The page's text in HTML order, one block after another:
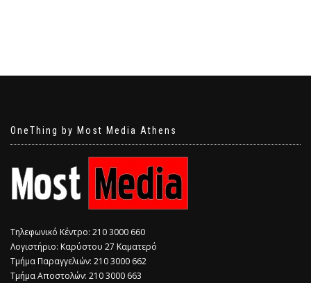
OneThing by Most Media Athens
Τηλεφωνικό Κέντρο: 210 3000 660
Λογιστήριο: Καρύστου 27 Καματερό
Τμήμα Παραγγελιών: 210 3000 662
Τμήμα Αποστολών: 210 3000 663